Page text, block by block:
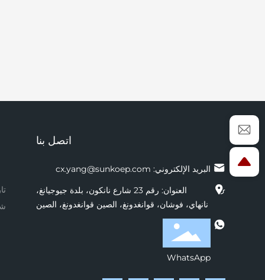
اتصل بنا
البريد الإلكتروني: cx.yang@sunkoep.com
العنوان: رقم 23 شارع نانكون، بلدة جيوجيانغ،
نانهاي، فوشان، قوانغدونغ، الصين قوانغدونغ، الصين
WhatsApp